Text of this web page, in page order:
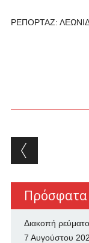
ΡΕΠΟΡΤΑΖ:
Post
Διακοπή
7 Αυγούστου